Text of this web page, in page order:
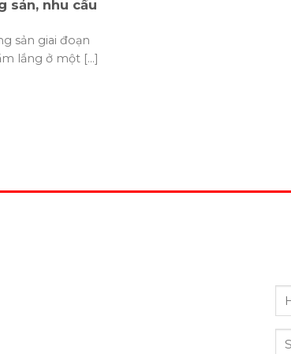
sản, nhu cầu
sản giai đoạn
lắng ở một [...]